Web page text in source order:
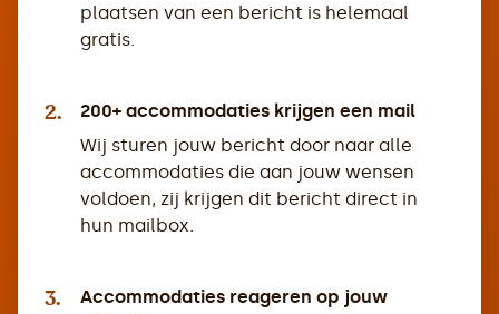
plaatsen van een bericht is helemaal
gratis.
2.
200+ accommodaties krijgen een mail
Wij sturen jouw bericht door naar alle
accommodaties die aan jouw wensen
voldoen, zij krijgen dit bericht direct in
hun mailbox.
3.
Accommodaties reageren op jouw